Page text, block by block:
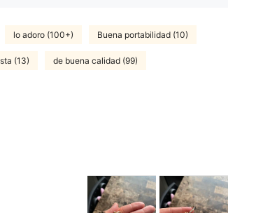
lo adoro (100+) Buena portabilidad (10)
(13) de buena calidad (99)